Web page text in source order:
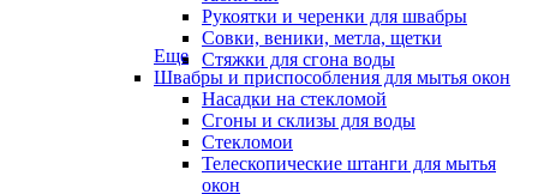
Рукоятки и черенки для швабры
Совки, веники, метла, щетки
Стяжки для сгона воды
Еще
Швабры и приспособления для мытья окон
Насадки на стекломой
Сгоны и склизы для воды
Стекломои
Телескопические штанги для мытья
окон